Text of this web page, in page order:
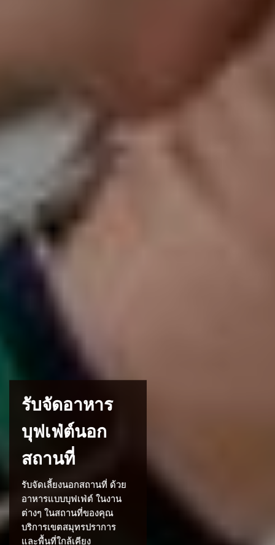
รับจัดอาหาร
บุฟเฟ่ต์นอก
สถานที่
รับจัดเลี้ยงนอกสถานที่ ด้วย
อาหารแบบบุฟเฟ่ต์ ในงาน
ต่างๆ ในสถานที่ของคุณ
บริการเขตสมุทรปราการ
และพื้นที่ใกล้เคียง